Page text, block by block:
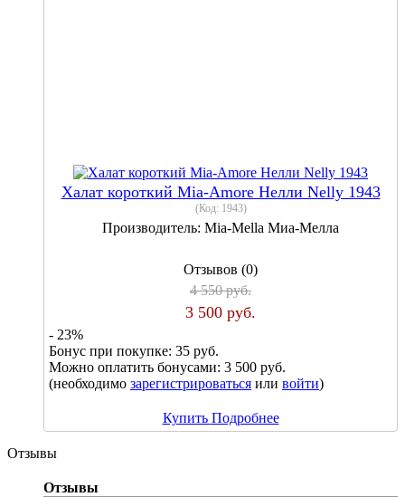
Халат короткий Mia-Amore Нелли Nelly 1943
(Код: 1943)
Производитель: Mia-Mella Миа-Мелла
Отзывов (0)
4 550 руб.
3 500 руб.
- 23%
Бонус при покупке: 35 руб.
Можно оплатить бонусами: 3 500 руб.
(необходимо зарегистрироваться или войти)
Купить Подробнее
Отзывы
Отзывы